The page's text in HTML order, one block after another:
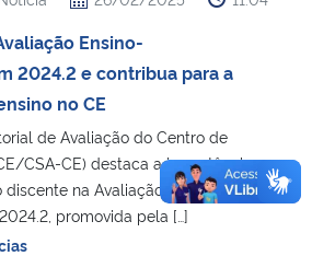
Ensino-
2024.2 e contribua para a
no CE
de Avaliação do Centro de
CSA-CE) destaca a importância
na Avaliação Ensino-
promovida pela […]